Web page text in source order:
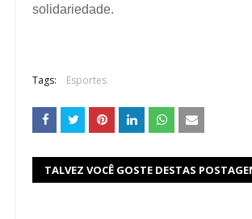
solidariedade.
Tags: Esportes
TALVEZ VOCÊ GOSTE DESTAS